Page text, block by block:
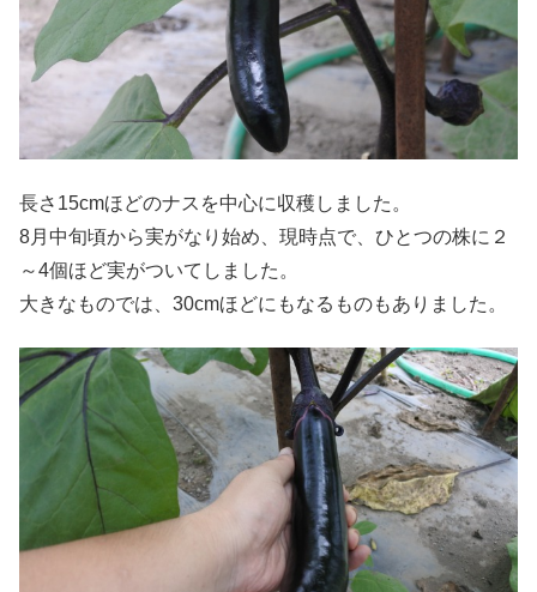
長さ15cmほどのナスを中心に収穫しました。
8月中旬頃から実がなり始め、現時点で、ひとつの株に２
～4個ほど実がついてしました。
大きなものでは、30cmほどにもなるものもありました。